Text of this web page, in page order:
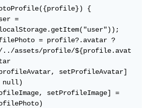
{
../assets/profile/${profile.avat
null)